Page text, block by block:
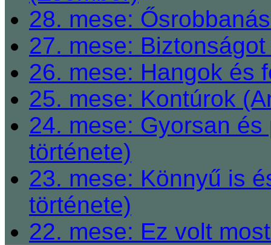
28. mese:
27. mese:
26. mese: Hangok és
25. mese: Kontúrok
24. mese: Gyorsan
története)
23. mese: Könnyű is
története)
22. mese: Ez volt